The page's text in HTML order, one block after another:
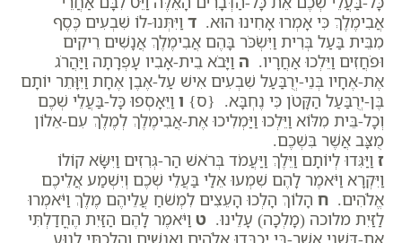
אֲבִימֶלֶךְ כִּי אָמְרוּ אָחִינוּ הוּא. ד וַיִּתְּנוּ-לוֹ שִׁבְעִים כֶּסֶף
מִבֵּית בַּעַל בְּרִית וַיִּשְׂכֹּר בָּהֶם אֲבִימֶלֶךְ אֲנָשִׁים רֵיקִים
וּפֹחֲזִים וַיֵּלְכוּ אַחֲרָיו. ה וַיָּבֹא בֵית-אָבִיו עָפְרָתָה וַיַּהֲרֹג
אֶת-אֶחָיו בְּנֵי-יְרֻבַּעַל שִׁבְעִים אִישׁ עַל-אֶבֶן אֶחָת וַיִּוָּתֵר יוֹתָם
בֶּן-יְרֻבַּעַל הַקָּטֹן כִּי נֶחְבָּא. {ס} ו וַיֵּאָסְפוּ כָּל-בַּעֲלֵי שְׁכֶם
וְכָל-בֵּית מִלּוֹא וַיֵּלְכוּ וַיַּמְלִיכוּ אֶת-אֲבִימֶלֶךְ לְמֶלֶךְ עִם-אֵלוֹן
מֻצָּב אֲשֶׁר בִּשְׁכֶם.
ז וַיַּגִּדוּ לְיוֹתָם וַיֵּלֶךְ וַיַּעֲמֹד בְּרֹאשׁ הַר-גְּרִזִים וַיִּשָּׂא קוֹלוֹ
וַיִּקְרָא וַיֹּאמֶר לָהֶם שִׁמְעוּ אֵלַי בַּעֲלֵי שְׁכֶם וְיִשְׁמַע אֲלֵיכֶם
אֱלֹהִים. ח הָלוֹךְ הָלְכוּ הָעֵצִים לִמְשֹׁחַ עֲלֵיהֶם מֶלֶךְ וַיֹּאמְרוּ
לַזַּיִת מלוכה (מָלְכָה) עָלֵינוּ. ט וַיֹּאמֶר לָהֶם הַזַּיִת הֶחֳדַלְתִּי
אֶת-דִּשְׁנִי אֲשֶׁר-בִּי יְכַבְּדוּ אֱלֹהִים וַאֲנָשִׁים וְהָלַכְתִּי לָנוּעַ